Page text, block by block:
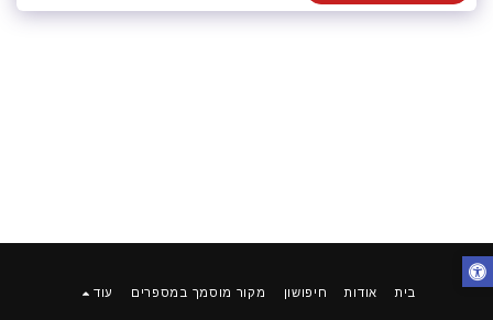
בית אודות חיפושון מקור מוסמך במספרים עוד